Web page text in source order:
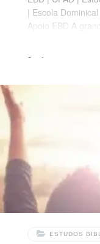
| Escola
Apoio EBD A
ESTUDOS